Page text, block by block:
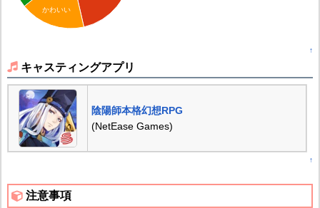
かわいい
↑
キャスティングアプリ
陰陽師本格幻想RPG
(NetEase Games)
↑
注意事項